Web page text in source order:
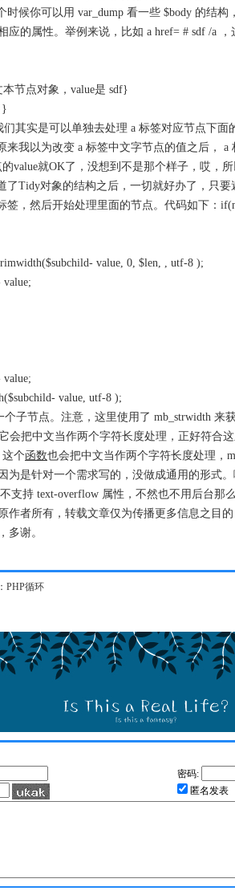
时候你可以用 var_dump 看一些 $body 的结
应的属性。举例来说，比如 a href= # sdf /a
节点对象，value是 sdf}
}
其实是可以单独去处理 a 标签对应节点下面
来我以为改变 a 标签中文字节点的值之后， a
value就OK了，没想到不是那个样子，哎，
了Tidy对象的结构之后，一切就好办了，只
签，然后开始处理里面的节点。代码如下：
value, 0, $len, , utf-8 );
value;
value;
value, utf-8 );
个子节点。注意，这里使用了 mb_strwidth 来
会把中文当作两个字符长度处理，正好符合
这个函数也会把中文当作两个字符长度处理，
为是针对一个需求写的，没做成通用的形式
支持 text-overflow 属性，不然也不用后台那
作者所有，转载文章仅为传播更多信息之目
多谢。
PHP循环
密码:
匿名发表